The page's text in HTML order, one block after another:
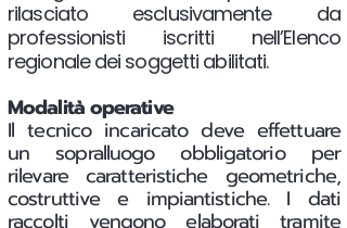
rilasciato esclusivamente da
professionisti iscritti nell’Elenco
regionale dei soggetti abilitati.
Modalità operative
Il tecnico incaricato deve effettuare
un sopralluogo obbligatorio per
rilevare caratteristiche geometriche,
costruttive e impiantistiche. I dati
raccolti vengono elaborati tramite